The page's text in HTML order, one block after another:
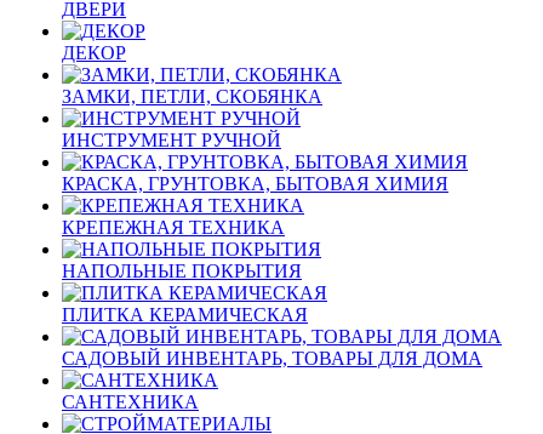
ДВЕРИ
ДЕКОР
ЗАМКИ, ПЕТЛИ, СКОБЯНКА
ИНСТРУМЕНТ РУЧНОЙ
КРАСКА, ГРУНТОВКА, БЫТОВАЯ ХИМИЯ
КРЕПЕЖНАЯ ТЕХНИКА
НАПОЛЬНЫЕ ПОКРЫТИЯ
ПЛИТКА КЕРАМИЧЕСКАЯ
САДОВЫЙ ИНВЕНТАРЬ, ТОВАРЫ ДЛЯ ДОМА
САНТЕХНИКА